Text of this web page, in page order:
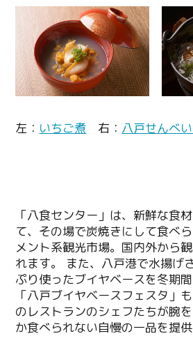
左： いちご煮 右： 八戸せんべ
「八食センター」は、新鮮な食
て、その場で炭焼きにして食べ
メント系観光市場。国内外から
れます。 また、八戸港で水揚げ
ぷり使ったブイヤベースを冬期
「八戸ブイヤベースフェスタ」
のレストランのシェフたちが腕
か食べられない自慢の一品を提供